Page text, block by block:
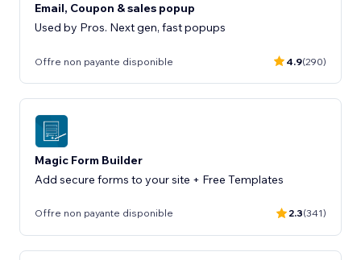
Email, Coupon & sales popup
Used by Pros. Next gen, fast popups
Offre non payante disponible 4.9(290)
Magic Form Builder
Add secure forms to your site + Free Templates
Offre non payante disponible 2.3(341)